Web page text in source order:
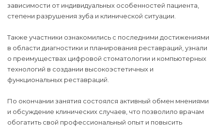
зависимости от индивидуальных особенностей пациента,
степени разрушения зуба и клинической ситуации.
Также участники ознакомились с последними достижениями
в области диагностики и планирования реставраций, узнали
о преимуществах цифровой стоматологии и компьютерных
технологий в создании высокоэстетичных и
функциональных реставраций.
По окончании занятия состоялся активный обмен мнениями
и обсуждение клинических случаев, что позволило врачам
обогатить свой профессиональный опыт и повысить